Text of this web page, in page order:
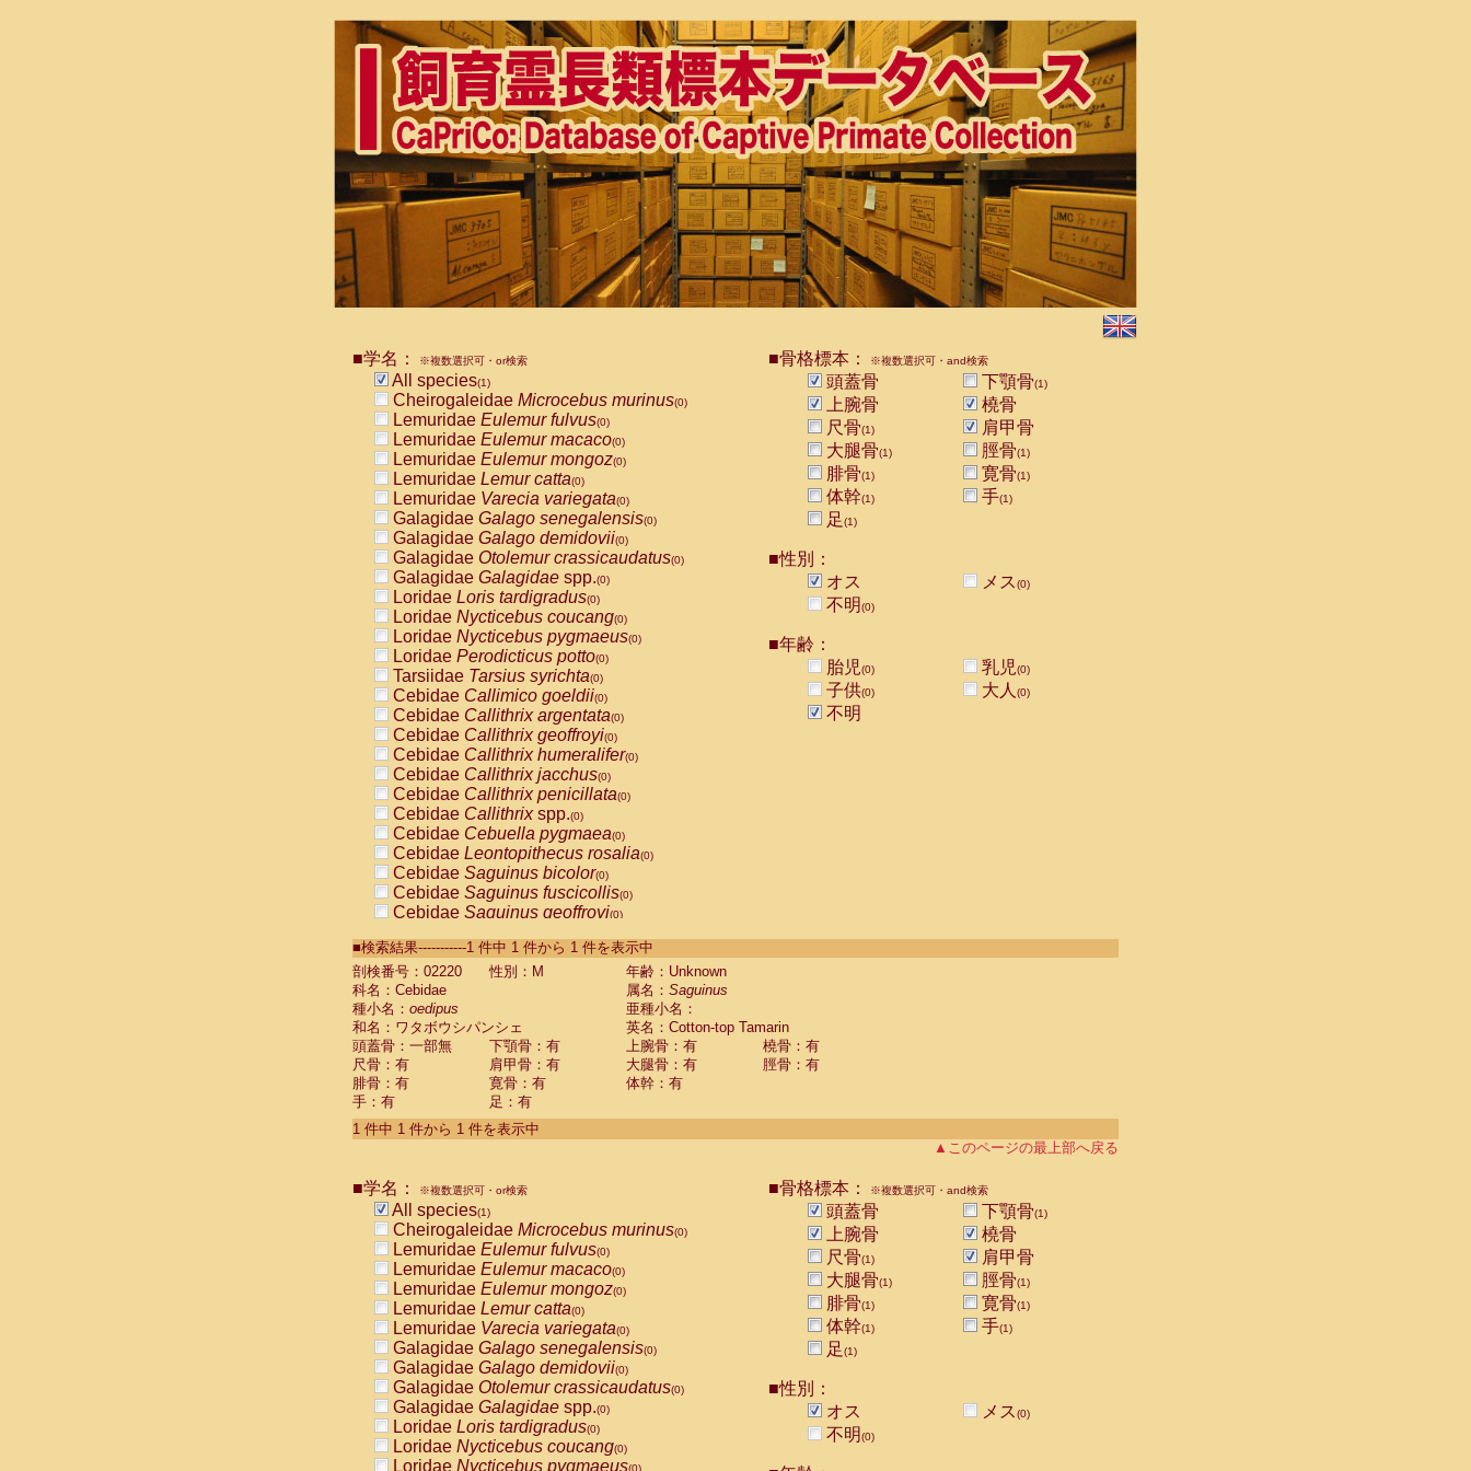
■学名： ※複数選択可・or検索
All species(1)
Cheirogaleidae Microcebus murinus(0)
Lemuridae Eulemur fulvus(0)
Lemuridae Eulemur macaco(0)
Lemuridae Eulemur mongoz(0)
Lemuridae Lemur catta(0)
Lemuridae Varecia variegata(0)
Galagidae Galago senegalensis(0)
Galagidae Galago demidovii(0)
Galagidae Otolemur crassicaudatus(0)
Galagidae Galagidae spp.(0)
Loridae Loris tardigradus(0)
Loridae Nycticebus coucang(0)
Loridae Nycticebus pygmaeus(0)
Loridae Perodicticus potto(0)
Tarsiidae Tarsius syrichta(0)
Cebidae Callimico goeldii(0)
Cebidae Callithrix argentata(0)
Cebidae Callithrix geoffroyi(0)
Cebidae Callithrix humeralifer(0)
Cebidae Callithrix jacchus(0)
Cebidae Callithrix penicillata(0)
Cebidae Callithrixspp.(0)
Cebidae Cebuella pygmaea(0)
Cebidae Leontopithecus rosalia(0)
Cebidae Saguinus bicolor(0)
Cebidae Saguinus fuscicollis(0)
Cebidae Saguinus geoffroyi(0)
CebidaeSaguinus labiatus(0)
Cebidae Saguinus leucopus (0)
Cebidae
Cebidae
CebidaeSaguinus nigricollis (0)
Cebidae Saguinus oedipus
Cebidae Saguinus weddelli
Cebidae Saguinusspp.
Cebidae Aotus trivirgatus
Cebidae Cebus albifrons
CebidaeCebus nigrivittatus
CebidaeCebus
CebidaeSaimiri boliviensis(0)
CebidaeSaimiri sciureus(0)
AtelidaeAlouatta caraya(0)
AtelidaeAlouatta fusca(0)
AtelidaeAlouatta seniculus
AtelidaeAlouattaspp.(0)
AtelidaeAteles belzebuth(0)
AtelidaeAteles geoffroyi(0)
AtelidaeAteles paniscus(0)
AtelidaeAtelesspp.(0)
Atelidae Lagothrix lagothricha
AtelidaeLagothrix lagothricha cana
PitheciidaeCacajao calvus rubicundus
■骨格標本： ※複数選択可・and検索
頭蓋骨 下顎骨(1)
上腕骨
橈骨
尺骨(1)
肩甲骨
大腿骨(1) 脛骨(1)
腓骨(1) 寛骨(1)
体幹(1) 手(1)
足(1)
■性別：
オス
メス(0)
不明(0)
■年齢：
胎児(0) 乳児(0)
子供(0) 大人 (0)
不明
■検索結果-----------1 件中 1 件から 1 件を表示中
剖検番号：02220
性別：M
年齢：Unknown
科名：Cebidae
属名： Saguinus
種小名： oedipus
亜種小名：
和名：ワタボウシパンシェ
英名：Cotton-top Tamarin
頭蓋骨：一部無
下顎骨：有 上腕骨：有
橈骨：有
尺骨：有
肩甲骨：有 大腿骨：有
脛骨：有
腓骨：有
寛骨：有
体幹：有
手：有
足：有
1 件中 1 件から 1 件を表示中
▲このページの最上部へ戻る
■学名： ※複数選択可・or検索
All species(1)
Cheirogaleidae Microcebus murinus(0)
Lemuridae Eulemur fulvus(0)
Lemuridae Eulemur macaco(0)
Lemuridae Eulemur mongoz(0)
Lemuridae Lemur catta(0)
Lemuridae Varecia variegata(0)
Galagidae Galago senegalensis(0)
Galagidae Galago demidovii(0)
Galagidae Otolemur crassicaudatus(0)
Galagidae Galagidae spp.(0)
Loridae Loris tardigradus(0)
Loridae Nycticebus coucang(0)
Loridae Nycticebus pygmaeus(0)
■骨格標本： ※複数選択可・and検索
頭蓋骨 下顎骨(1)
上腕骨
橈骨
尺骨(1)
肩甲骨
大腿骨(1) 脛骨(1)
腓骨(1) 寛骨(1)
体幹(1) 手(1)
足(1)
■性別：
オス
メス(0)
不明(0)